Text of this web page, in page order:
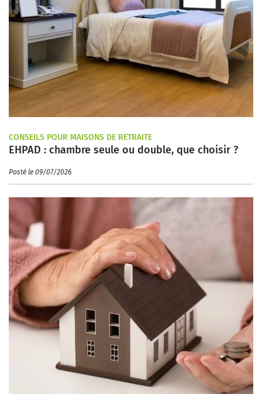
CONSEILS POUR MAISONS DE RETRAITE
EHPAD : chambre seule ou double, que choisir ?
Posté le 09/07/2026